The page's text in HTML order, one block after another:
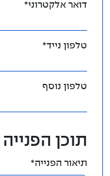
דואר אלקטרוני*
טלפון נייד*
טלפון נוסף
תוכן הפנייה
תיאור הפנייה*